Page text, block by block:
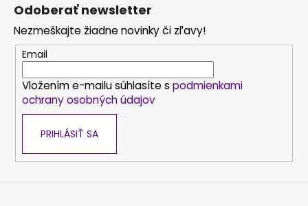
Odoberať newsletter
Nezmeškajte žiadne novinky či zľavy!
Email
Vložením e-mailu súhlasíte s podmienkami
ochrany osobných údajov
PRIHLÁSIŤ SA